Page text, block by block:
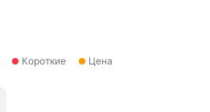
Короткие Цена